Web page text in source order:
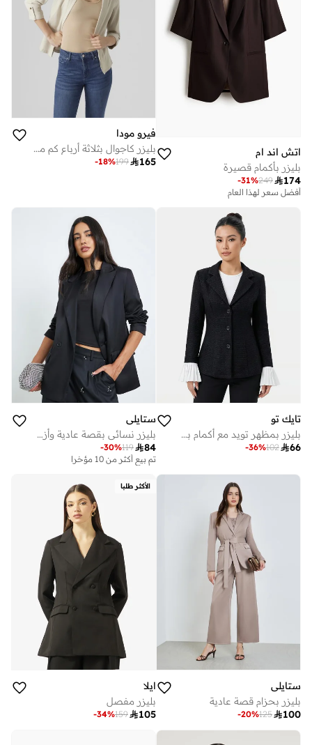
اتش اند ام
بليزر بأكمام قصيرة
174
249
-31%
أفضل سعر لهذا العام
فيرو مودا
بليزر كاجوال بثلاثة أرباع كم مفرد الصدر فضفاض
165
199
-18%
تايك تو
بليزر بمظهر تويد مع أكمام بكسرات
66
102
-36%
ستايلي
بليزر نسائي بقصة عادية وأزرار مزدوجة
84
119
-30%
تم بيع أكثر من 10 مؤخرا
ستايلي
بليزر بحزام قصة عادية
100
125
-20%
الأكثر طلبا
ايلا
بليزر مفصل
105
159
-34%